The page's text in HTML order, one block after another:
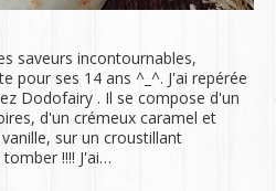
saveurs incontournables,
pour ses 14 ans ^_^. J'ai repérée
Dodofairy . Il se compose d'un
d'un crémeux caramel et
sur un croustillant
!!!! J'ai…